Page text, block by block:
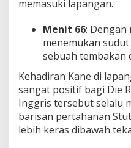
memasuki lapangan.
Menit 66: Dengan
menemukan
sebuah tembakan
Kehadiran Kane di
sangat positif bagi Die
Inggris tersebut selalu
barisan pertahanan
lebih keras dibawah